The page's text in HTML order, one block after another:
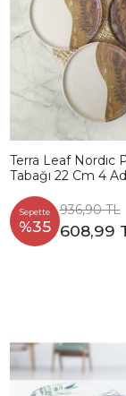
Terra Leaf Nordıc
Tabağı 22 Cm 4
Sepette
%35
936,90 TL
608,99